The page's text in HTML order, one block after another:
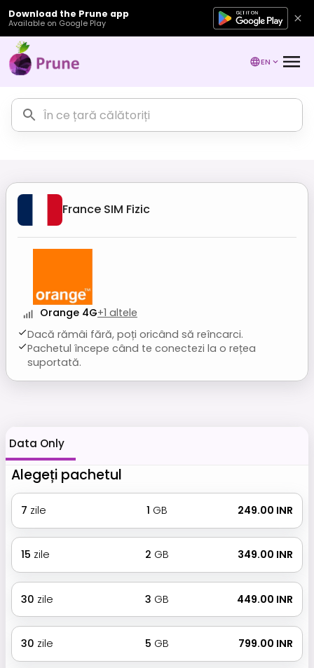
Download the Prune app
Available on Google Play
EN
France SIM Fizic
Orange 4G+1 altele
Dacă rămâi fără, poți oricând să reîncarci.
Pachetul începe când te conectezi la o rețea
suportată.
Data Only
Alegeți pachetul
7 zile 1 GB ₹ 249.00 INR
15 zile 2 GB ₹ 349.00 INR
30 zile 3 GB ₹ 449.00 INR
30 zile 5 GB ₹ 799.00 INR